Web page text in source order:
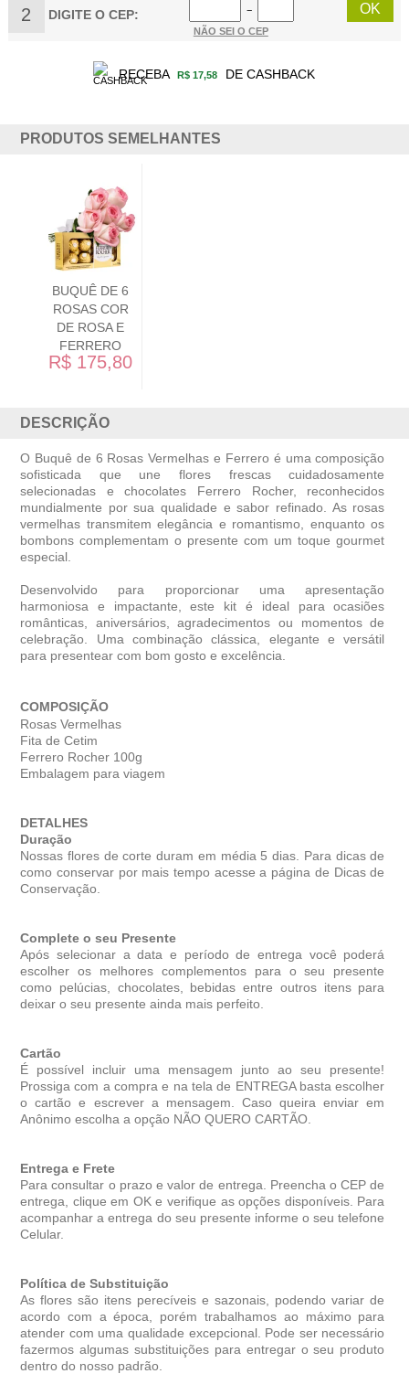
2 DIGITE O CEP:
−
NÃO SEI O CEP
RECEBA R$ 17,58 DE CASHBACK
PRODUTOS SEMELHANTES
DESCRIÇÃO
O Buquê de 6 Rosas Vermelhas e Ferrero é uma composição
sofisticada que une flores frescas cuidadosamente
selecionadas e chocolates Ferrero Rocher, reconhecidos
mundialmente por sua qualidade e sabor refinado. As rosas
vermelhas transmitem elegância e romantismo, enquanto os
bombons complementam o presente com um toque gourmet
especial.
Desenvolvido para proporcionar uma apresentação
harmoniosa e impactante, este kit é ideal para ocasiões
românticas, aniversários, agradecimentos ou momentos de
celebração. Uma combinação clássica, elegante e versátil
para presentear com bom gosto e excelência.
COMPOSIÇÃO
Rosas Vermelhas
Fita de Cetim
Ferrero Rocher 100g
Embalagem para viagem
DETALHES
Duração
Nossas flores de corte duram em média 5 dias. Para dicas de
como conservar por mais tempo acesse a página de Dicas de
Conservação.
Complete o seu Presente
Após selecionar a data e período de entrega você poder
escolher os melhores complementos para o seu presente
como pelúcias, chocolates, bebidas entre outros itens para
deixar o seu presente ainda mais perfeito.
Cartão
É possível incluir uma mensagem junto ao seu presente!
Prossiga com a compra e na tela de ENTREGA basta escolher
o cartão e escrever a mensagem. Caso queira enviar em
Anônimo escolha a opção NÃO QUERO CARTÃO.
Entrega e Frete
Para consultar o prazo e valor de entrega. Preencha o CEP de
entrega, clique em OK e verifique as opções disponíveis. Para
acompanhar a entrega do seu presente informe o seu telefone
Celular.
Política de Substituição
As flores são itens perecíveis e sazonais, podendo variar de
acordo com a época, porém trabalhamos ao máximo para
atender com uma qualidade excepcional. Pode ser necessário
fazermos algumas substituições para entregar o seu produto
dentro do nosso padrão.